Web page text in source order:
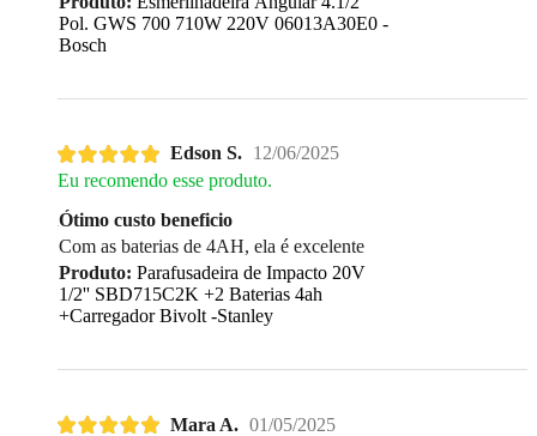
Pol. GWS 700 710W 220V 06013A30E0 -
Bosch
Edson S. 12/06/2025
Eu recomendo esse produto.
Ótimo custo beneficio
Com as baterias de 4AH, ela é excelente
Produto: Parafusadeira de Impacto 20V
1/2'' SBD715C2K +2 Baterias 4ah
+Carregador Bivolt -Stanley
Mara A. 01/05/2025